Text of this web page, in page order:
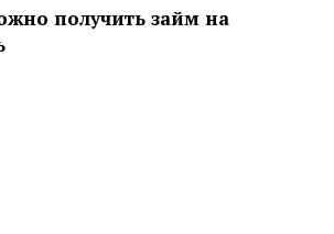
получить займ на